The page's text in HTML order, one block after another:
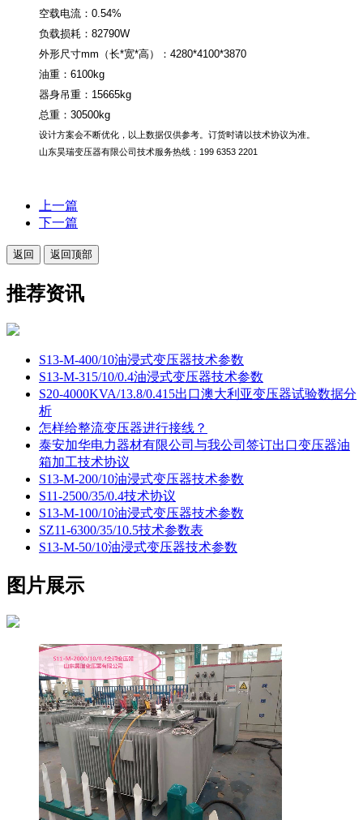
空载电流： 0.54%
负载损耗： 82790W
外形尺寸mm （长*宽*高）： 4280*4100*3870
油重： 6100kg
器身吊重： 15665kg
总重： 30500kg
设计方案会不断优化，以上数据仅供参考。订货时请以技术协议为准。
山东昊瑞变压器有限公司技术服务热线： 199 6353 2201
上一篇
下一篇
返回 返回顶部
推荐资讯
S13-M-400/10油浸式变压器技术参数
S13-M-315/10/0.4油浸式变压器技术参数
S20-4000KVA/13.8/0.415出口澳大利亚变压器试验数据分
析
怎样给整流变压器进行接线？
泰安加华电力器材有限公司与我公司签订出口变压器油
箱加工技术协议
S13-M-200/10油浸式变压器技术参数
S11-2500/35/0.4技术协议
S13-M-100/10油浸式变压器技术参数
SZ11-6300/35/10.5技术参数表
S13-M-50/10油浸式变压器技术参数
图片展示